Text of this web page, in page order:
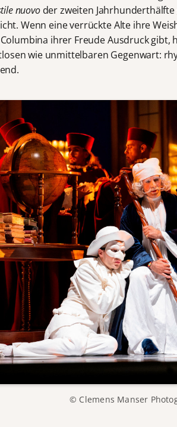
nuovoder zweiten
Wenn eine verrückte Alte ihre
ihrer Freude Ausdruck gibt,
wie unmittelbaren Gegenwart:
© Clemens Manser